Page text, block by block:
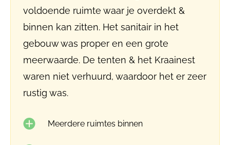
voldoende ruimte waar je overdekt &
binnen kan zitten. Het sanitair in het
gebouw was proper en een grote
meerwaarde. De tenten & het Kraainest
waren niet verhuurd, waardoor het er zeer
rustig was.
Meerdere ruimtes binnen